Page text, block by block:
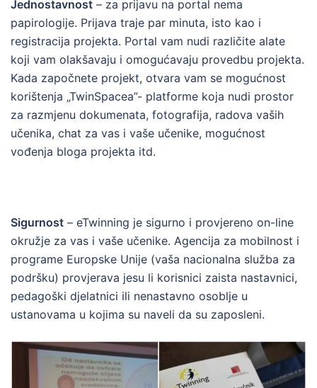
Jednostavnost – za prijavu na portal nema
papirologije. Prijava traje par minuta, isto kao i
registracija projekta. Portal vam nudi različite alate
koji vam olakšavaju i omogućavaju provedbu projekta.
Kada započnete projekt, otvara vam se mogućnost
korištenja „TwinSpacea”- platforme koja nudi prostor
za razmjenu dokumenata, fotografija, radova vaših
učenika, chat za vas i vaše učenike, mogućnost
vođenja bloga projekta itd.
Sigurnost – eTwinning je sigurno i provjereno on-line
okružje za vas i vaše učenike. Agencija za mobilnost i
programe Europske Unije (vaša nacionalna služba za
podršku) provjerava jesu li korisnici zaista nastavnici,
pedagoški djelatnici ili nenastavno osoblje u
ustanovama u kojima su naveli da su zaposleni.